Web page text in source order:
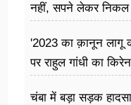
नहीं, सपने लेकर निकल
'2023 का क़ानून लागू
पर राहुल गांधी का
चंबा में बड़ा सड़क